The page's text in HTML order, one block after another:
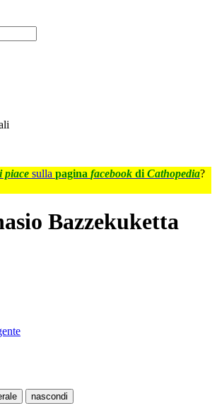
piace sulla pagina facebook di Cathopedia?
Bazzekuketta
nascondi